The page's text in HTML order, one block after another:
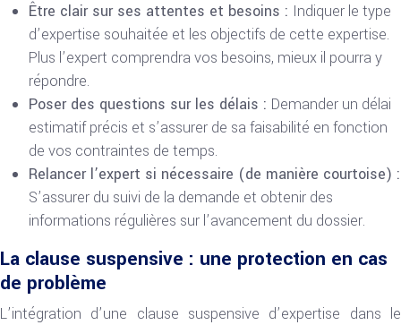
Être clair sur ses attentes et besoins : Indiquer le type
d’expertise souhaitée et les objectifs de cette expertise.
Plus l’expert comprendra vos besoins, mieux il pourra y
répondre.
Poser des questions sur les délais : Demander un délai
estimatif précis et s’assurer de sa faisabilité en fonction
de vos contraintes de temps.
Relancer l’expert si nécessaire (de manière courtoise) :
S’assurer du suivi de la demande et obtenir des
informations régulières sur l’avancement du dossier.
La clause suspensive : une protection en cas
de problème
L’intégration d’une clause suspensive d’expertise dans le